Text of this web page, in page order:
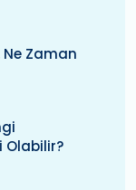
Ne Zaman
Olabilir?